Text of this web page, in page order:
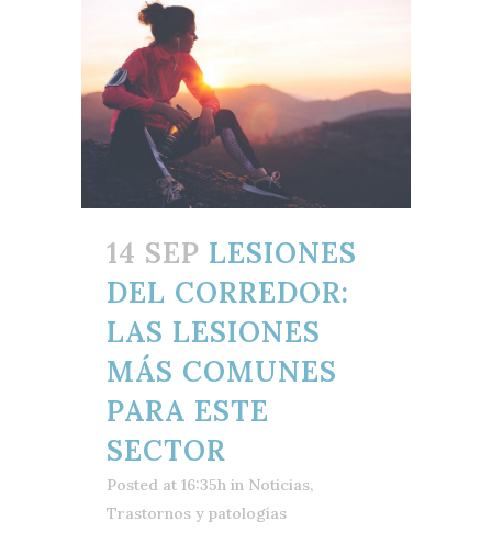
14 SEP LESIONES
DEL CORREDOR:
LAS LESIONES
MÁS COMUNES
PARA ESTE
SECTOR
Posted at 16:35h in Noticias,
Trastornos y patologías